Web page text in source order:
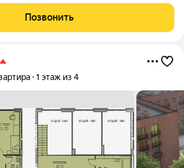
стеклопакеты, у нас продажа без
без залогов. 2
Позвонить
1 этаж из 4